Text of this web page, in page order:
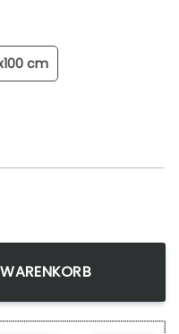
cm
Wars Hd Wandbilder